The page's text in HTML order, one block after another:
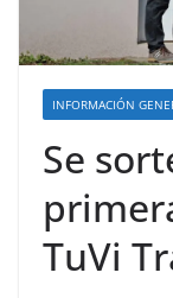
INFORMACIÓN
Se
TuVi